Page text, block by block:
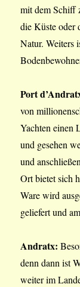
mit dem Schiff
die Küste oder
Natur. Weiters
Port
von
Yachten einen
und gesehen
und
Ort bietet sich
Ware wird
geliefert und
Andratx:
denn dann ist
weiter im